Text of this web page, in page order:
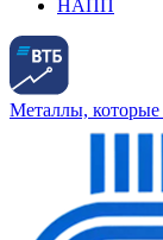
НАПП
Металлы,